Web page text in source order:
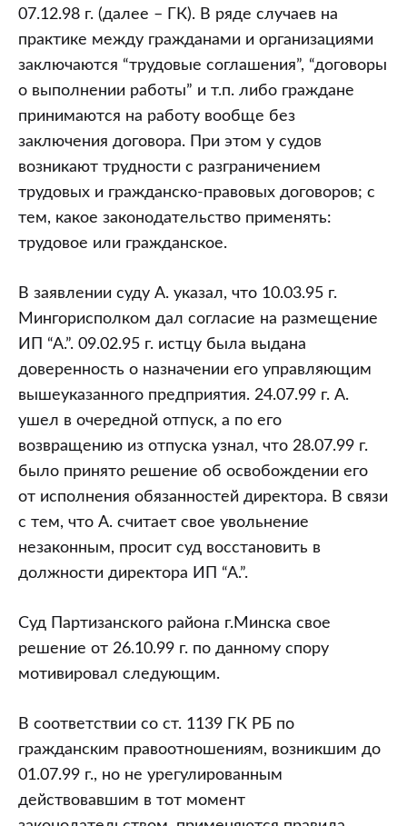
07.12.98 г. (далее – ГК). В ряде случаев на
практике между гражданами и организациями
заключаются “трудовые соглашения”, “договоры
о выполнении работы” и т.п. либо граждане
принимаются на работу вообще без
заключения договора. При этом у судов
возникают трудности с разграничением
трудовых и гражданско-правовых договоров; с
тем, какое законодательство применять:
трудовое или гражданское.
В заявлении суду А. указал, что 10.03.95 г.
Мингорисполком дал согласие на размещение
ИП “А.”. 09.02.95 г. истцу была выдана
доверенность о назначении его управляющим
вышеуказанного предприятия. 24.07.99 г. А.
ушел в очередной отпуск, а по его
возвращению из отпуска узнал, что 28.07.99 г.
было принято решение об освобождении его
от исполнения обязанностей директора. В связи
с тем, что А. считает свое увольнение
незаконным, просит суд восстановить в
должности директора ИП “А.”.
Суд Партизанского района г.Минска свое
решение от 26.10.99 г. по данному спору
мотивировал следующим.
В соответствии со ст. 1139 ГК РБ по
гражданским правоотношениям, возникшим до
01.07.99 г., но не урегулированным
действовавшим в тот момент